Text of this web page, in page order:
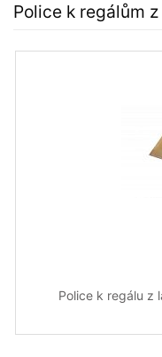
Police k regálům
Police k regálu z